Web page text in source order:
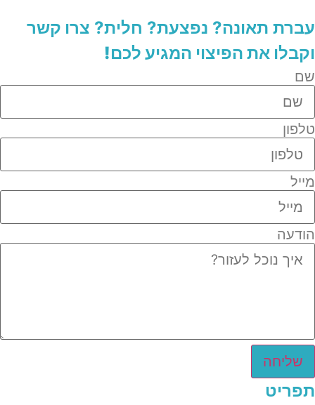
עברת תאונה? נפצעת? חלית?​ צרו קשר
וקבלו את הפיצוי המגיע לכם!
שם
טלפון
מייל
הודעה
שליחה
תפריט